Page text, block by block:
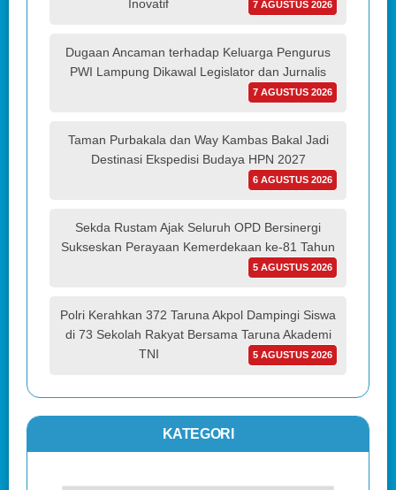
Inovatif
7 AGUSTUS 2026
Dugaan Ancaman terhadap Keluarga Pengurus
PWI Lampung Dikawal Legislator dan Jurnalis
7 AGUSTUS 2026
Taman Purbakala dan Way Kambas Bakal Jadi
Destinasi Ekspedisi Budaya HPN 2027
6 AGUSTUS 2026
Sekda Rustam Ajak Seluruh OPD Bersinergi
Sukseskan Perayaan Kemerdekaan ke-81 Tahun
5 AGUSTUS 2026
Polri Kerahkan 372 Taruna Akpol Dampingi Siswa
di 73 Sekolah Rakyat Bersama Taruna Akademi
TNI
5 AGUSTUS 2026
KATEGORI